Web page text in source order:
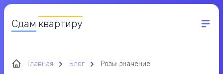
Сдам квартиру
Главная Блог Розы: значение